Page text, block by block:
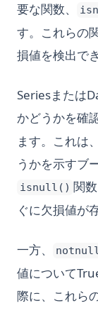
要な関数、
す。これらの
損値を検出で
Seriesまたは
かどうかを確
ます。これは
うかを示すブ
isnull() 関
ぐに欠損値が
一方、
値について
際に、これら